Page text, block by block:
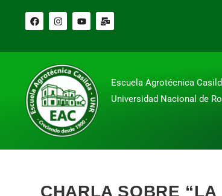
Escuela Agrotécnica
Universidad Nacional de
CHARLA SOBRE